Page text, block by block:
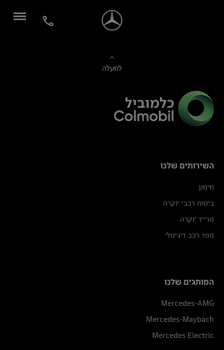
למעלה
השירותים שלנו
מימון
ביטוח רכבי יוקרה
טרייד יוקרה
ספר רכב דיגיטלי
המותגים שלנו
Mercedes-AMG
Mercedes-Maybach
Mercedes Electric